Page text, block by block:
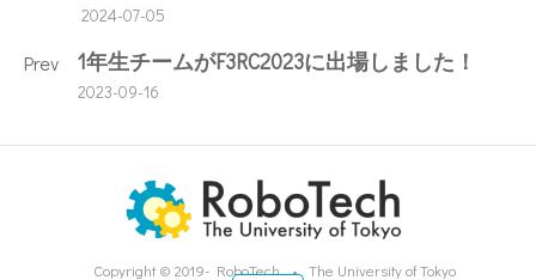
2024-07-05
Prev 1年生チームがF3RC2023に出場しました！
2023-09-16
Copyright © 2019- RoboTech The University of Tokyo